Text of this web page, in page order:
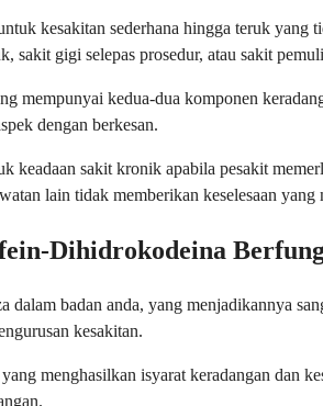
kesakitan sederhana hingga teruk
sakit gigi selepas prosedur, atau sakit
mempunyai kedua-dua komponen
dengan berkesan.
keadaan sakit kronik apabila pesakit
lain tidak memberikan keselesaan yang
Dihidrokodeina
badan anda, yang menjadikannya
kesakitan.
menghasilkan isyarat keradangan dan